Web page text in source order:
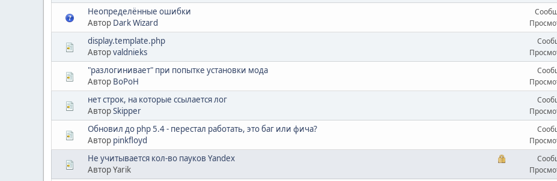
Неопределённые ошибки
Автор Dark Wizard
display.template.php
Авторvaldnieks
"разлогинивает" при попытке установки мода
Автор BoPoH
нет строк, на которые ссылается лог
АвторSkipper
Обновил до php 5.4 - перестал работать, это баг или фича?
Автор pinkfloyd
Не учитывается кол-во пауков Yandex
Автор Yarik